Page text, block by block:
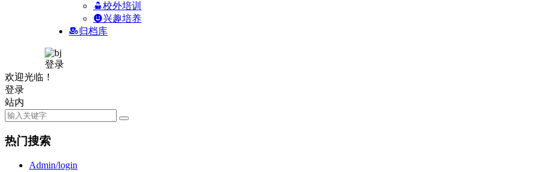
校外培训
兴趣培养
归档库
登录
欢迎光临！
登录
站内
热门搜索
Admin/login